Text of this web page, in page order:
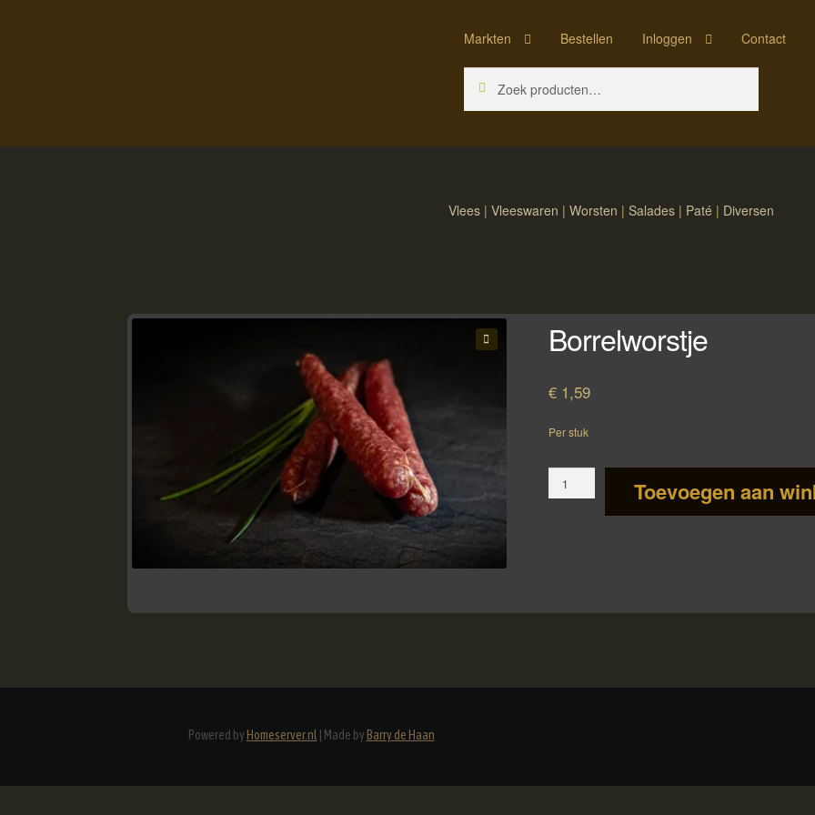
Markten Bestellen Inloggen Contact
Vlees | Vleeswaren | Worsten | Salades | Paté | Diversen
Borrelworstje
€ 1,59
Per stuk
aantal
Toevoegen aan
Powered by Homeserver.nl Made by Barry de Haan